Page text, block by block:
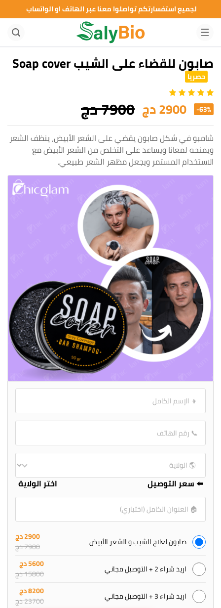
لجميع استفسارتكم تواصلوا معنا عبر الهاتف او الواتساب
صابون للقضاء على الشيب Soap cover
حصريا
-63% 2900 دج 7900 دج
شامبو في شكل صابون يقضي على الشعر الأبيض، ينظف الشعر
ويمنحه لمعانا ويساعد على التخلص من الشعر الأبيض مع
الاستخدام المستمر ويجعل مظهر الشعر طبيعي.
⬅️ سعر التوصيل اختر الولاية
صابون لعلاج الشيب و الشعر الأبيض
2900 دج
7900 دج
اريد شراء 2 + التوصيل مجاني
5600 دج
15800 دج
اريد شراء 3 + التوصيل مجاني
8200 دج
23700 دج